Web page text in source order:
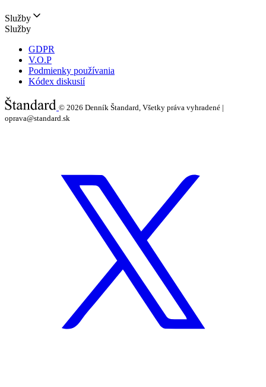
Služby
Služby
GDPR
V.O.P
Podmienky používania
Kódex diskusií
© 2026 Denník Štandard, Všetky práva vyhradené |
oprava@standard.sk